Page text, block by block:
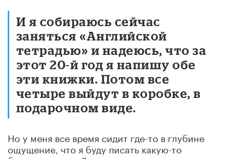
И я собираюсь сейчас
заняться «Английской
тетрадью» и надеюсь, что за
этот 20-й год я напишу обе
эти книжки. Потом все
четыре выйдут в коробке, в
подарочном виде.
Но у меня все время сидит где-то в глубине
ощущение, что я буду писать какую-то